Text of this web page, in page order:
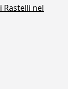
Rastelli nel